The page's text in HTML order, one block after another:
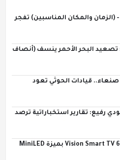
(الزمان والمكان المناسبين) تفجر
تصعيد البحر الأحمر ينسف (أنصاف
صنعاء.. قيادات الحوثي تعود
رفيع: تقارير استخباراتية ترصد
هواوي تطلق تلفزيون Vision Smart TV 6 SE RGB بميزة MiniLED